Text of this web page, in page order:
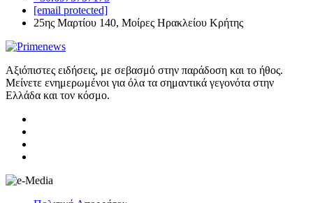
[email protected]
25ης Μαρτίου 140, Μοίρες Ηρακλείου Κρήτης
Αξιόπιστες ειδήσεις, με σεβασμό στην παράδοση και το ήθος.
Μείνετε ενημερωμένοι για όλα τα σημαντικά γεγονότα στην
Ελλάδα και τον κόσμο.